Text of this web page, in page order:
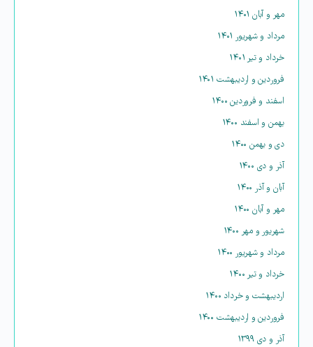
مهر و آبان ۱۴۰۱
مرداد و شهریور ۱۴۰۱
خرداد و تیر ۱۴۰۱
فروردین و اردیبهشت ۱۴۰۱
اسفند و فروردین ۱۴۰۰
بهمن و اسفند ۱۴۰۰
دی و بهمن ۱۴۰۰
آذر و دی ۱۴۰۰
آبان و آذر ۱۴۰۰
مهر و آبان ۱۴۰۰
شهریور و مهر ۱۴۰۰
مرداد و شهریور ۱۴۰۰
خرداد و تیر ۱۴۰۰
اردیبهشت و خرداد ۱۴۰۰
فروردین و اردیبهشت ۱۴۰۰
آذر و دی ۱۳۹۹